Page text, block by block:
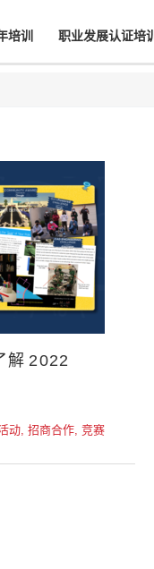
培训 职业发展认证培训
解 2022
动, 招商合作, 竞赛